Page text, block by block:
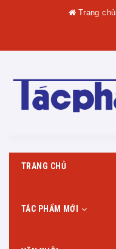
Trang chủ
TRANG CHỦ
TÁC PHẨM MỚI